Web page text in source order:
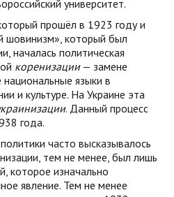
университет.
прошёл в 1923 году и
шовинизм», который был
началась политическая
коренизации— замене
национальные языки в
и культуре. На Украине эта
. Данный процесс
года.
часто высказывалось
тем не менее, был лишь
которое изначально
явление. Тем не менее